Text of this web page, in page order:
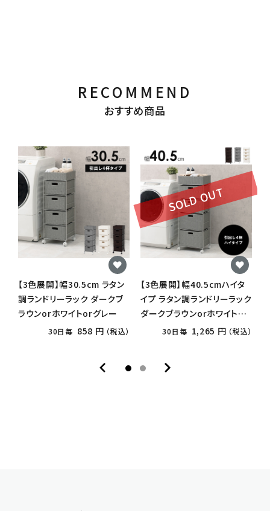
RECOMMEND
おすすめ商品
【3色展開】幅30.5cm ラタン
調ランドリーラック ダークブ
ラウンorホワイトorグレー
30日毎 858 円 （税込）
SOLD OUT
【3色展開】幅40.5cmハイタ
イプ ラタン調ランドリーラック
ダークブラウンorホワイトor
グレー30日毎 1,265 円 （税込）